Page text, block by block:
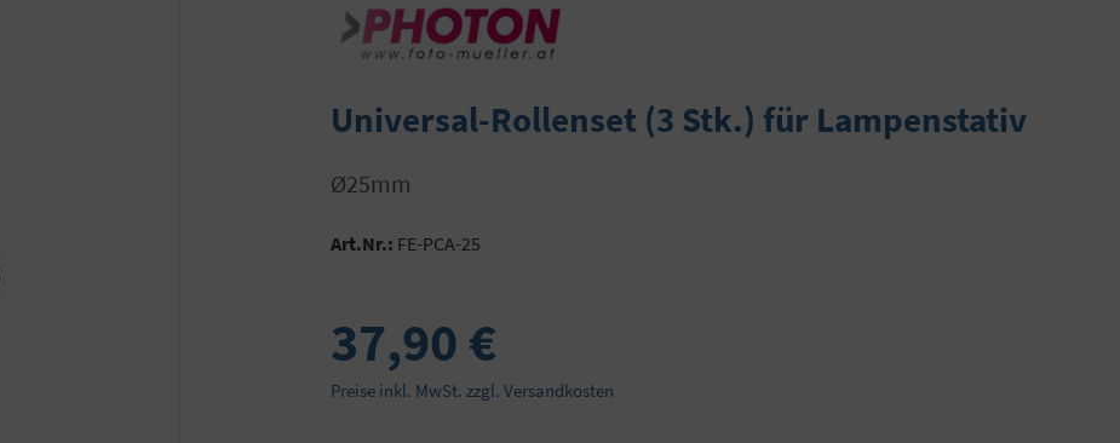
Universal-Rollenset (3 Stk.) für Lampenstativ
Ø25mm
Art.Nr.: FE-PCA-25
37,90 €
Preise inkl. MwSt. zzgl. Versandkosten